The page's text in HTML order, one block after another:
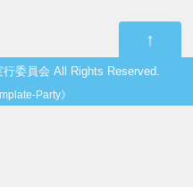
↑
行委員会 All Rights Reserved.
Party》